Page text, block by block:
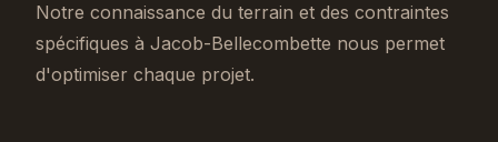
Notre connaissance du terrain et des contraintes
spécifiques à Jacob-Bellecombette nous permet
d'optimiser chaque projet.